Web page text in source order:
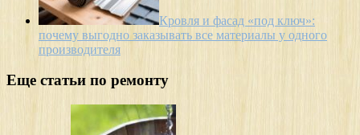
Кровля и фасад «под ключ»:
почему выгодно заказывать все материалы у одного
производителя
Еще статьи по ремонту